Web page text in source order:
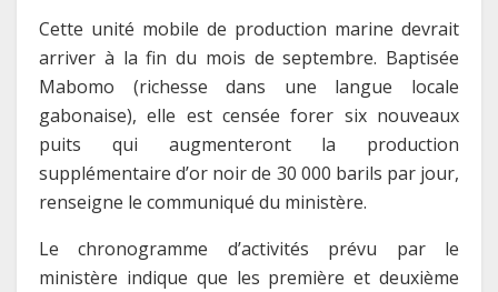
Cette unité mobile de production marine devrait
arriver à la fin du mois de septembre. Baptisée
Mabomo (richesse dans une langue locale
gabonaise), elle est censée forer six nouveaux
puits qui augmenteront la production
supplémentaire d’or noir de 30 000 barils par jour,
renseigne le communiqué du ministère.
Le chronogramme d’activités prévu par le
ministère indique que les première et deuxième